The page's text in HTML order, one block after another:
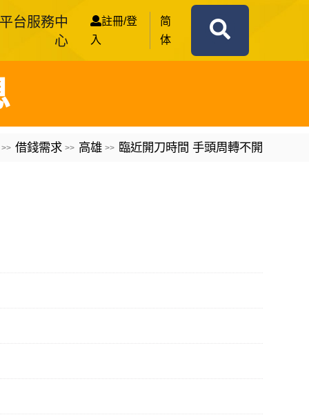
平台服務中
心
註冊/登
入
简
体
借錢需求 高雄 臨近開刀時間 手頭周轉不開